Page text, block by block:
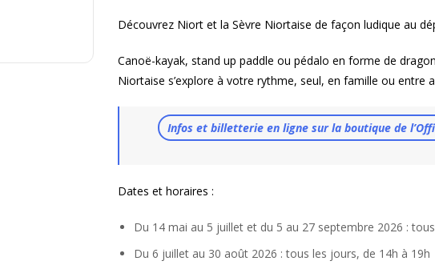
Découvrez Niort et la Sèvre Niortaise de façon ludique au
Canoë-kayak, stand up paddle ou pédalo en forme de
Niortaise s’explore à votre rythme, seul, en famille ou entre
Infos et billetterie en ligne sur la boutique de
Dates et horaires :
Du 14 mai au 5 juillet et du 5 au 27 septembre 2026 :
Du 6 juillet au 30 août 2026 : tous les jours, de 14h à 19h